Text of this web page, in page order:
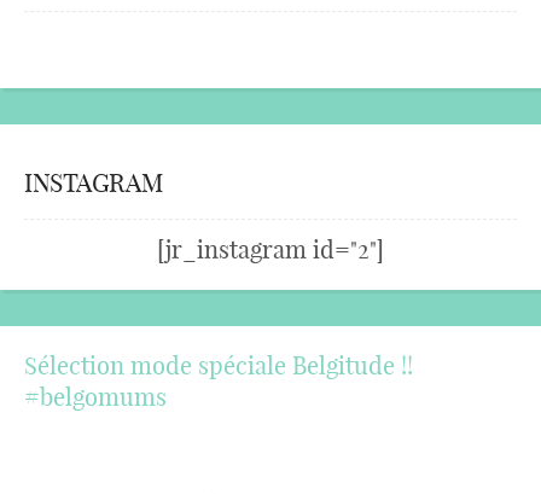
INSTAGRAM
[jr_instagram id="2"]
Sélection mode spéciale Belgitude !!
#belgomums